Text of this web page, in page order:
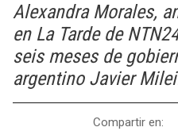
Alexandra Morales,
en La Tarde de
seis meses de
argentino Javier
Compartir en: